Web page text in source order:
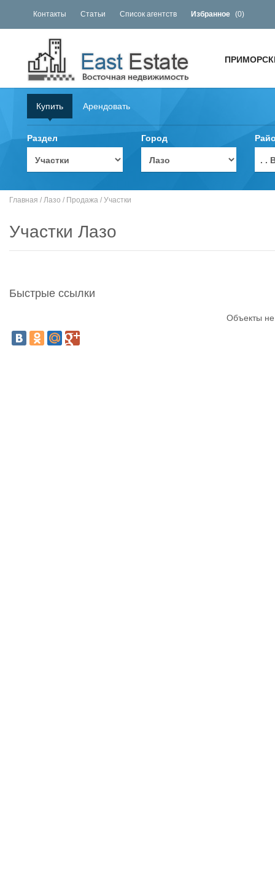
Контакты Статьи Список агентств Избранное (0)
Купить Арендовать
Раздел Город
. .
Главная / Лазо / Продажа / Участки
Участки Лазо
Быстрые ссылки
Объекты